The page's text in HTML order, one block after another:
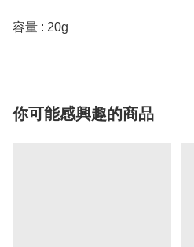
容量 : 20g
你可能感興趣的商品